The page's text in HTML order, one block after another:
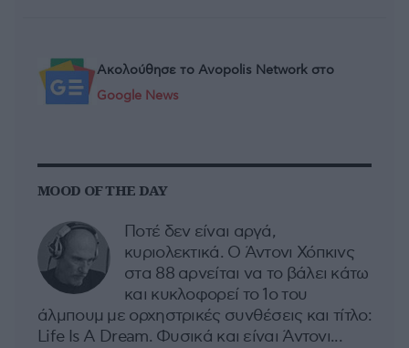
Ακολούθησε το Avopolis Network στο
Google News
MOOD OF THE DAY
Ποτέ δεν είναι αργά,
κυριολεκτικά. Ο Άντονι Χόπκινς
στα 88 αρνείται να το βάλει κάτω
και κυκλοφορεί το 1ο του
άλμπουμ με ορχηστρικές συνθέσεις και τίτλο:
Life Is A Dream. Φυσικά και είναι Άντονι...